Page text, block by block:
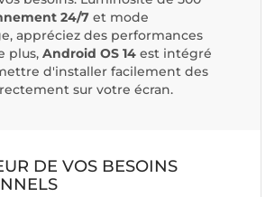
24/7 et mode
appréciez des performances
plus, Android OS 14 est intégré
d'installer facilement des
sur votre écran.
DE VOS BESOINS